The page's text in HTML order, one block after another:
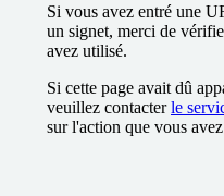
Si vous avez entré une
un signet, merci de
avez utilisé.
Si cette page avait dû
veuillez contacterle
sur l'action que vous